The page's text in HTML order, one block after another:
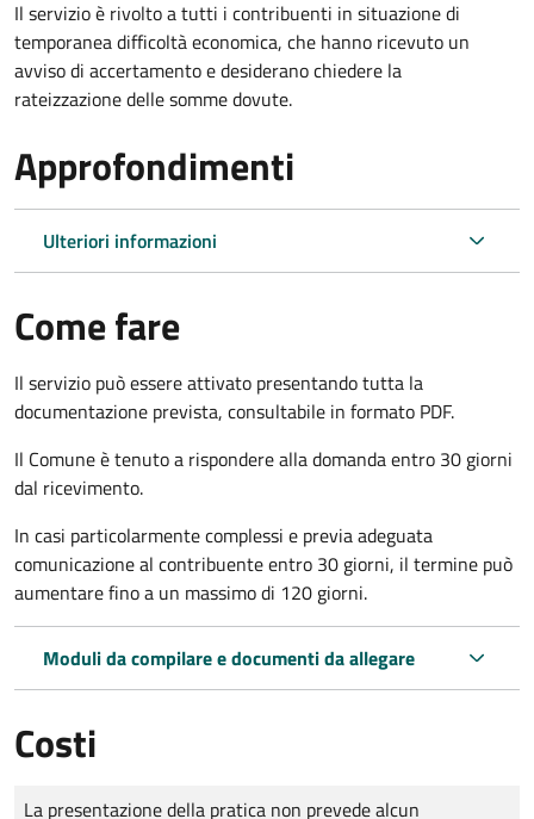
Il servizio è rivolto a tutti i contribuenti in situazione di
temporanea difficoltà economica, che hanno ricevuto un
avviso di accertamento e desiderano chiedere la
rateizzazione delle somme dovute.
Approfondimenti
Ulteriori informazioni
Come fare
Il servizio può essere attivato presentando tutta la
documentazione prevista, consultabile in formato PDF.
Il Comune è tenuto a rispondere alla domanda entro 30 giorni
dal ricevimento.
In casi particolarmente complessi e previa adeguata
comunicazione al contribuente entro 30 giorni, il termine può
aumentare fino a un massimo di 120 giorni.
Moduli da compilare e documenti da allegare
Costi
Tipo di pagamento
Importo
La presentazione della pratica non prevede alcun